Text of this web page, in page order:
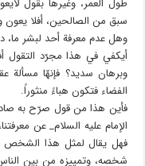
طول العمر، وغيرها بقول
سبق من الصالحين، أفلا يعون
وهل عدم معرفة أحد لبشر ما،
أيكفي في هذا مجرّد التقول
وبرهان سديد؟ فإنهّا مسألة
الفضاء فتكون هباءً منثوراً.
فأين هذا من قول صرّح به
الإمام عليه السلام_ عن
فهل يقال لمثل هذا الشخص
شخصه، وتمييزه من بين